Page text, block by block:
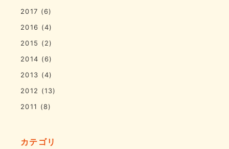
2017 (6)
2016 (4)
2015 (2)
2014 (6)
2013 (4)
2012 (13)
2011 (8)
カテゴリ